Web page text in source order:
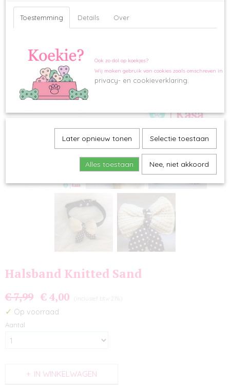
Halsband Knitted Sand
€ 7,99 € 4,00 (inclusief btw 21%)
✓ Op voorraad
Aantal
IN WINKELWAGEN
Toestemming Details Over
Ook zo dol op koekjes?
Wij maken gebruik van cookies zoals omschreven in
privacy- en cookieverklaring.
Later opnieuw tonen Selectie toestaan
Alles toestaan Nee, niet akkoord